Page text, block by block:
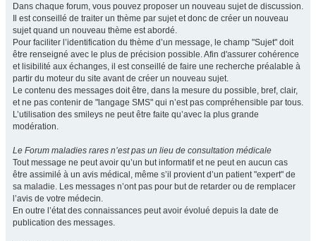
Dans chaque forum, vous pouvez proposer un nouveau sujet de discussion.
Il est conseillé de traiter un thème par sujet et donc de créer un nouveau
sujet quand un nouveau thème est abordé.
Pour faciliter l’identification du thème d’un message, le champ "Sujet" doit
être renseigné avec le plus de précision possible. Afin d'assurer cohérence
et lisibilité aux échanges, il est conseillé de faire une recherche préalable à
partir du moteur du site avant de créer un nouveau sujet.
Le contenu des messages doit être, dans la mesure du possible, bref, clair,
et ne pas contenir de "langage SMS" qui n’est pas compréhensible par tous.
L’utilisation des smileys ne peut être faite qu’avec la plus grande
modération.
Le Forum maladies rares n’est pas un lieu de consultation médicale
Tout message ne peut avoir qu’un but informatif et ne peut en aucun cas
être assimilé à un avis médical, même s’il provient d’un patient "expert" de
sa maladie. Les messages n’ont pas pour but de retarder ou de remplacer
l’avis de votre médecin.
En outre l’état des connaissances peut avoir évolué depuis la date de
publication des messages.